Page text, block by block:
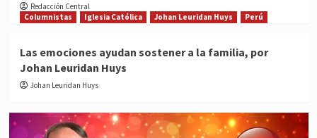
Redacción Central
Columnistas
Iglesia Católica Johan Leuridan Huys Perú
Las emociones ayudan sostener a la familia, por
Johan Leuridan Huys
Johan Leuridan Huys